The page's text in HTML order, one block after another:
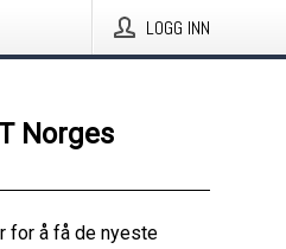
LOGG INN
Norges
for å få de nyeste